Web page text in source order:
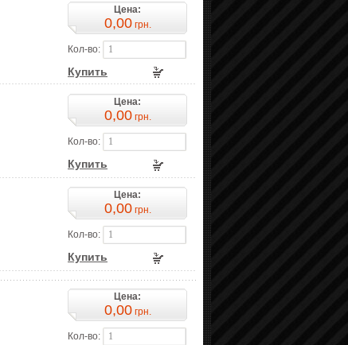
Цена:
0,00грн.
Кол-во:
Купить
Цена:
0,00грн.
Кол-во:
Купить
Цена:
0,00грн.
Кол-во:
Купить
Цена:
0,00грн.
Кол-во: